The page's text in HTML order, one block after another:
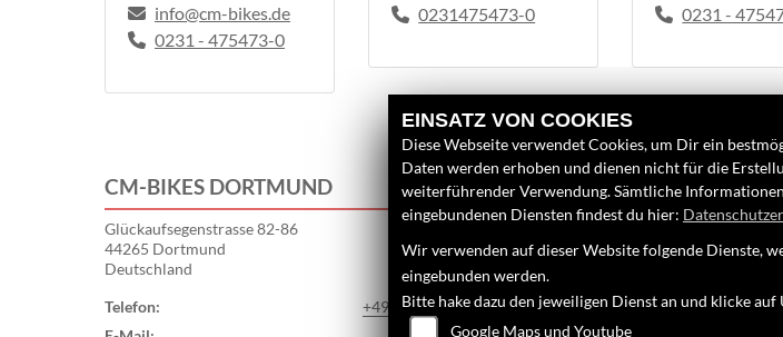
info@cm-bikes.de
0231 - 475473-0
0231475473-0
0231 -
CM-BIKES DORTMUND
Glückaufsegenstrasse 82-86
44265 Dortmund
Deutschland
Telefon:
+49 (0)231-475473-0
LINKS
Neufahrzeuge
Gebrauchtfahrzeuge
Service
EINSATZ VON COOKIES
Diese Webseite verwendet Cookies, um Dir ein
Daten werden erhoben und dienen nicht für die
weiterführender Verwendung. Sämtliche
eingebundenen Diensten findest du hier:
Wir verwenden auf dieser Website folgende Dienste,
eingebunden werden.
Bitte hake dazu den jeweiligen Dienst an und klicke auf
Google Maps und Youtube